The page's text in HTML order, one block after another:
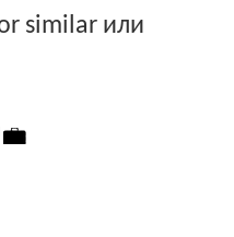
similar или